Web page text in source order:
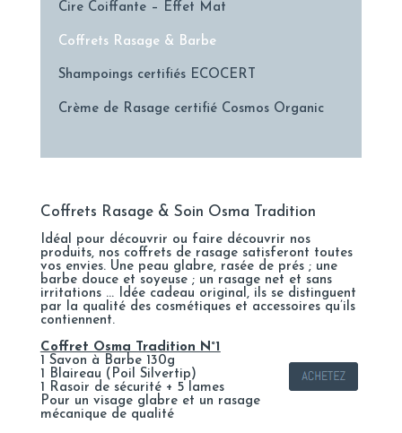
Cire Coiffante – Effet Mat
Coffrets Rasage & Barbe
Shampoings certifiés ECOCERT
Crème de Rasage certifié Cosmos Organic
Coffrets Rasage & Soin Osma Tradition
Idéal pour découvrir ou faire découvrir nos
produits, nos coffrets de rasage satisferont toutes
vos envies. Une peau glabre, rasée de prés ; une
barbe douce et soyeuse ; un rasage net et sans
irritations … Idée cadeau original, ils se distinguent
par la qualité des cosmétiques et accessoires qu’ils
contiennent.
Coffret Osma Tradition N°1
1 Savon à Barbe 130g
1 Blaireau (Poil Silvertip)
1 Rasoir de sécurité + 5 lames
Pour un visage glabre et un rasage
mécanique de qualité